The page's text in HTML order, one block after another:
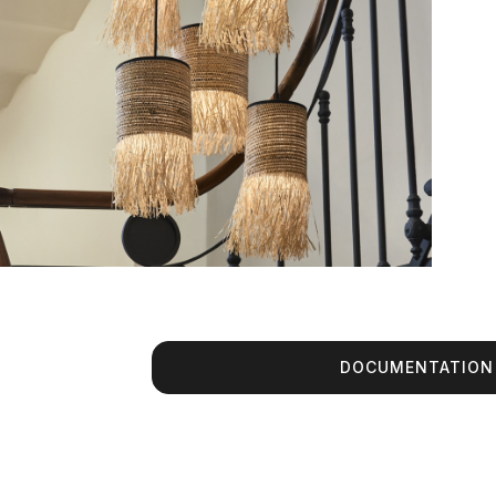
DOCUMENTATION